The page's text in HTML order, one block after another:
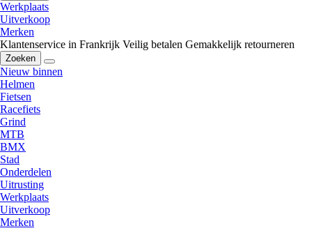
Werkplaats
Uitverkoop
Merken
Klantenservice in Frankrijk Veilig betalen Gemakkelijk retourneren
Zoeken
Nieuw binnen
Helmen
Fietsen
Racefiets
Grind
MTB
BMX
Stad
Onderdelen
Uitrusting
Werkplaats
Uitverkoop
Merken